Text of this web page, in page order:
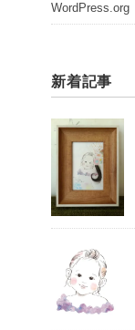
WordPress.org
新着記事